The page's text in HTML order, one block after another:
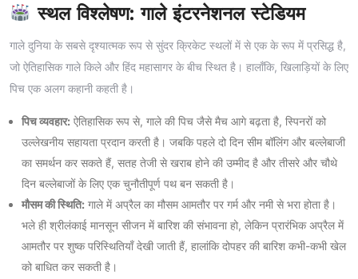
स्थल विश्लेषण: गाले इंटरनेशनल स्टेडियम
गाले दुनिया के सबसे दृश्यात्मक रूप से सुंदर क्रिकेट स्थलों में से एक के रूप में प्रसिद्ध है,
जो ऐतिहासिक गाले किले और हिंद महासागर के बीच स्थित है। हालाँकि, खिलाड़ियों के लिए
पिच एक अलग कहानी कहती है।
पिच व्यवहार: ऐतिहासिक रूप से, गाले की पिच जैसे मैच आगे बढ़ता है, स्पिनरों को
उल्लेखनीय सहायता प्रदान करती है। जबकि पहले दो दिन सीम बॉलिंग और बल्लेबाजी
का समर्थन कर सकते हैं, सतह तेजी से खराब होने की उम्मीद है और तीसरे और चौथे
दिन बल्लेबाजों के लिए एक चुनौतीपूर्ण पथ बन सकती है।
मौसम की स्थिति: गाले में अप्रैल का मौसम आमतौर पर गर्म और नमी से भरा होता है।
भले ही श्रीलंकाई मानसून सीजन में बारिश की संभावना हो, लेकिन प्रारंभिक अप्रैल में
आमतौर पर शुष्क परिस्थितियाँ देखी जाती हैं, हालांकि दोपहर की बारिश कभी-कभी खेल
को बाधित कर सकती है।